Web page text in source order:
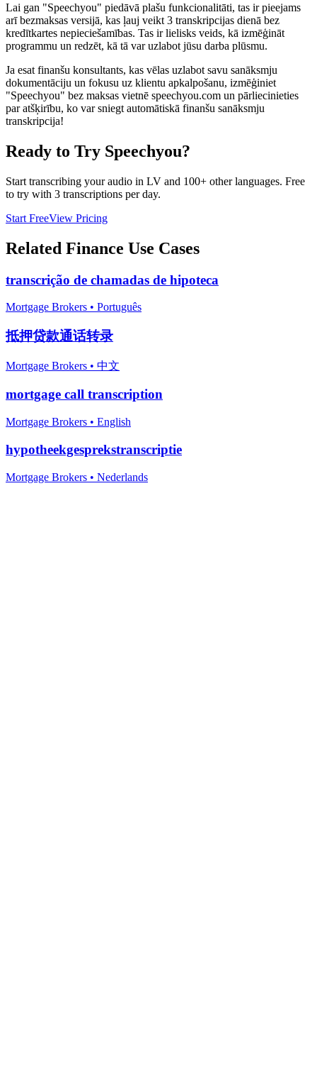
Lai gan "Speechyou" piedāvā plašu funkcionalitāti, tas ir pieejams
arī bezmaksas versijā, kas ļauj veikt 3 transkripcijas dienā bez
kredītkartes nepieciešamības. Tas ir lielisks veids, kā izmēģināt
programmu un redzēt, kā tā var uzlabot jūsu darba plūsmu.
Ja esat finanšu konsultants, kas vēlas uzlabot savu sanāksmju
dokumentāciju un fokusu uz klientu apkalpošanu, izmēģiniet
"Speechyou" bez maksas vietnē speechyou.com un pārliecinieties
par atšķirību, ko var sniegt automātiskā finanšu sanāksmju
transkripcija!
Ready to Try Speechyou?
Start transcribing your audio in LV and 100+ other languages. Free
to try with 3 transcriptions per day.
Start FreeView Pricing
Related Finance Use Cases
transcrição de chamadas de hipoteca
Mortgage Brokers • Português
抵押贷款通话转录
Mortgage Brokers • 中文
mortgage call transcription
Mortgage Brokers • English
hypotheekgesprekstranscriptie
Mortgage Brokers • Nederlands